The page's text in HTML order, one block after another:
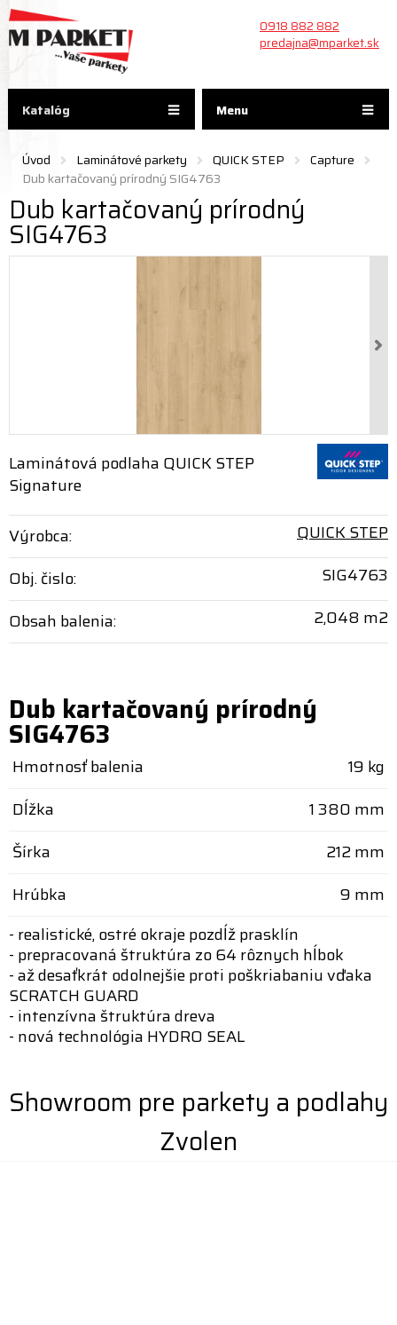
Menu
0918 882 882
predajna@mparket.sk
Úvod Laminátové parkety QUICK STEP
Capture
Dub kartačovaný prírodný SIG4763
Dub kartačovaný prírodný
SIG4763
Laminátová podlaha QUICK STEP
Signature
Výrobca:
QUICK STEP
Obj. čislo:
SIG4763
Obsah balenia:
2,048 m2
Dub kartačovaný prírodný
SIG4763
Hmotnosť balenia
19 kg
Dĺžka
1 380 mm
Šírka
212 mm
Hrúbka
9 mm
- realistické, ostré okraje pozdĺž prasklín
- prepracovaná štruktúra zo 64 rôznych hĺbok
- až desaťkrát odolnejšie proti poškriabaniu vďaka
SCRATCH GUARD
- intenzívna štruktúra dreva
- nová technológia HYDRO SEAL
Katalóg
Showroom pre parkety a podlahy
Zvolen